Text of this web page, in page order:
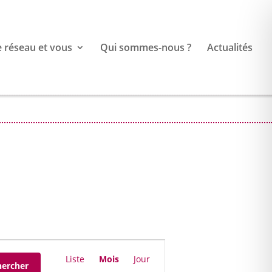
réseau et vous Qui sommes-nous ? Actualités
Navigation
de
Liste Mois Jour